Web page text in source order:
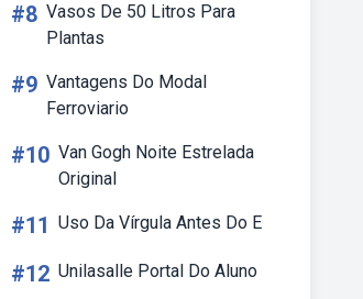
#8 Vasos De 50 Litros Para
Plantas
#9 Vantagens Do Modal
Ferroviario
#10 Van Gogh Noite Estrelada
Original
#11 Uso Da Vírgula Antes Do E
#12 Unilasalle Portal Do Aluno